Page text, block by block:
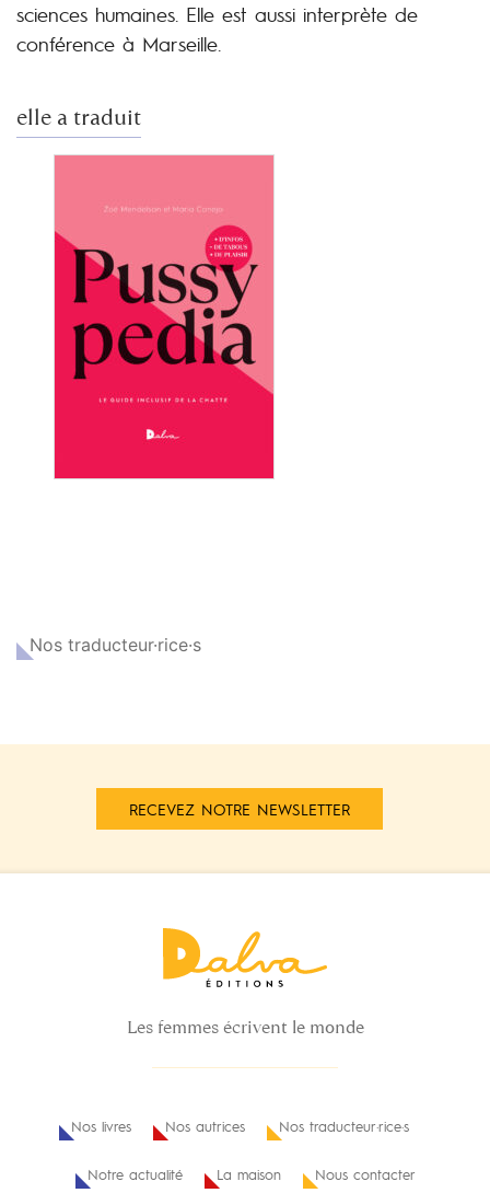
sciences humaines. Elle est aussi interprète de
conférence à Marseille.
elle a traduit
Nos traducteur·rice·s
RECEVEZ NOTRE NEWSLETTER
Les femmes écrivent le monde
Nos livres Nos autrices Nos traducteur·rice·s
Notre actualité La maison Nous contacter